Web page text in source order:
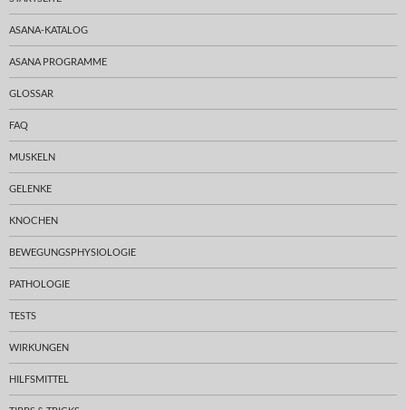
ASANA-KATALOG
ASANA PROGRAMME
GLOSSAR
FAQ
MUSKELN
GELENKE
KNOCHEN
BEWEGUNGSPHYSIOLOGIE
PATHOLOGIE
TESTS
WIRKUNGEN
HILFSMITTEL